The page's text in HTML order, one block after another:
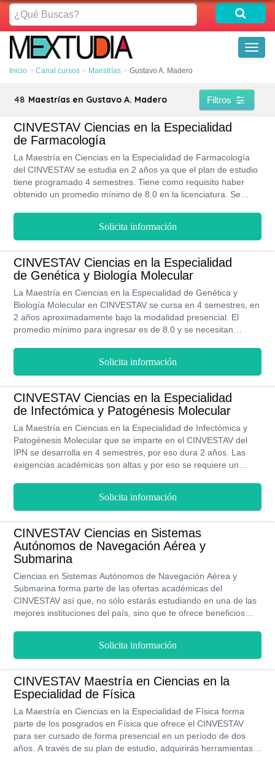
¿Qué
Buscas?
Inicio Canal cursos Maestrías Gustavo A. Madero
48 Maestrías en Gustavo A. Madero Filtros
CINVESTAV Ciencias en la Especialidad
de Farmacología
La Maestría en Ciencias en la Especialidad de Farmacología
del CINVESTAV se estudia en 2 años ya que el plan de estudio
tiene programado 4 semestres. Tiene como requisito haber
obtenido un promedio mínimo de 8.0 en la licenciatura. Se
necesidades en el sector salud y farmacológico de México.
Solicita información
CINVESTAV Ciencias en la Especialidad
de Genética y Biología Molecular
La Maestría en Ciencias en la Especialidad de Genética y
Biología Molecular en CINVESTAV se cursa en 4 semestres, en
2 años aproximadamente bajo la modalidad presencial. El
promedio mínimo para ingresar es de 8.0 y se necesitan
sistemas de reproducción y biología molecular, que deseen
contribuir con investigaciones científicas.
Solicita información
CINVESTAV Ciencias en la Especialidad
de Infectómica y Patogénesis Molecular
La Maestría en Ciencias en la Especialidad de Infectómica y
Patogénesis Molecular que se imparte en el CINVESTAV del
IPN se desarrolla en 4 semestres, por eso dura 2 años. Las
exigencias académicas son altas y por eso se requiere un
licenciatura en áreas médicas o de la salud, veterinaria,
biología, química y ciencias biomédicas.
Solicita información
CINVESTAV Ciencias en Sistemas
Autónomos de Navegación Aérea y
Submarina
Ciencias en Sistemas Autónomos de Navegación Aérea y
Submarina forma parte de las ofertas académicas del
CINVESTAV así que, no sólo estarás estudiando en una de las
mejores instituciones del país, sino que te ofrece beneficios
en dos años y gracias a ello, crecerás de forma profesional y te
ayudará a conseguir mejores cargos laborales.
Solicita información
CINVESTAV Maestría en Ciencias en la
Especialidad de Física
La Maestría en Ciencias en la Especialidad de Física forma
parte de los posgrados en Física que ofrece el CINVESTAV
para ser cursado de forma presencial en un período de dos
años. A través de su plan de estudio, adquirirás herramientas